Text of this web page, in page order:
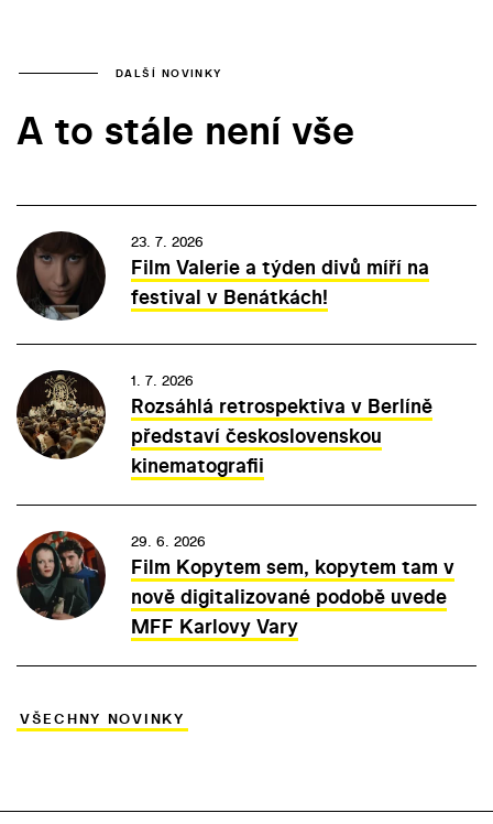
DALŠÍ NOVINKY
A to stále není vše
23. 7. 2026
Film Valerie a týden divů míří na
festival v Benátkách!
1. 7. 2026
Rozsáhlá retrospektiva v Berlíně
představí československou
kinematografii
29. 6. 2026
Film Kopytem sem, kopytem tam v
nově digitalizované podobě uvede
MFF Karlovy Vary
VŠECHNY NOVINKY